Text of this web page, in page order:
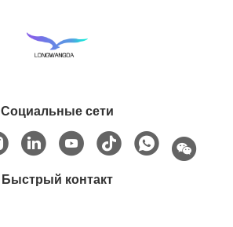
Социальные сети
Быстрый контакт